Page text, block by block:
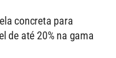
concreta para
de até 20% na gama